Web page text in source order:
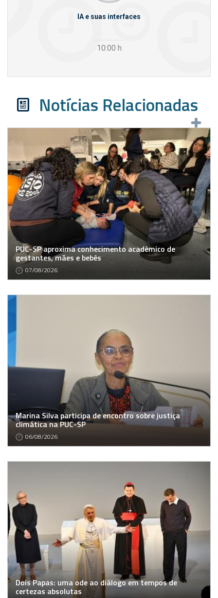
IA e suas interfaces
10:00 h
Notícias Relacionadas
PUC-SP aproxima conhecimento acadêmico de
gestantes, mães e bebês
07/08/2026
Marina Silva participa de encontro sobre justiça
climática na PUC-SP
06/08/2026
Dois Papas: uma ode ao diálogo em tempos de
certezas absolutas